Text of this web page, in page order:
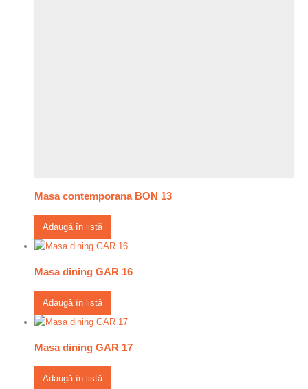
Masa contemporana BON 13
Adaugă în listă
Masa dining GAR 16
Adaugă în listă
Masa dining GAR 17
Adaugă în listă